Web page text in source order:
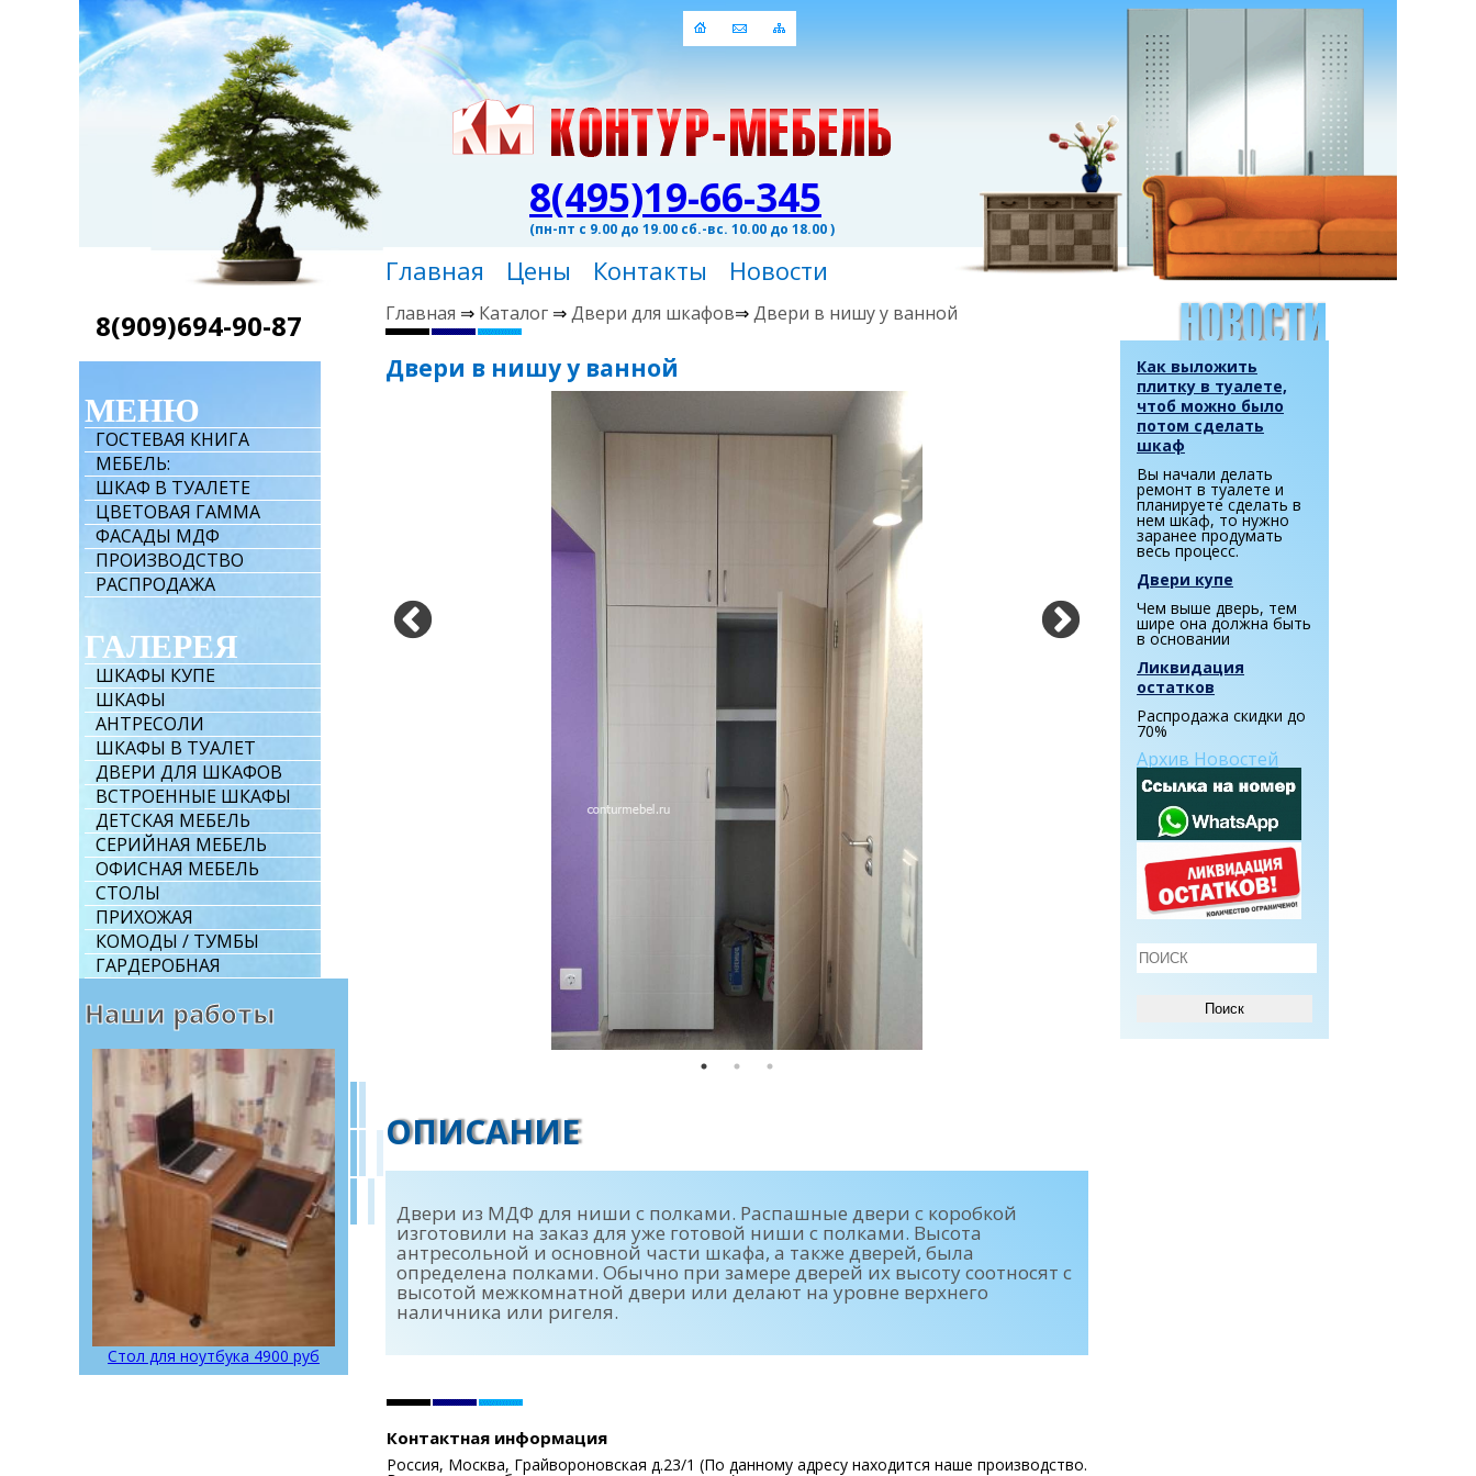
8(495)19-66-345
(пн-пт с 9.00 до 19.00 сб.-вс. 10.00 до 18.00 )
8(909)694-90-87
МЕНЮ
ГОСТЕВАЯ КНИГА
МЕБЕЛЬ:
ШКАФ В ТУАЛЕТЕ
ЦВЕТОВАЯ ГАММА
ФАСАДЫ МДФ
ПРОИЗВОДСТВО
РАСПРОДАЖА
ГАЛЕРЕЯ
ШКАФЫ КУПЕ
ШКАФЫ
АНТРЕСОЛИ
ШКАФЫ В ТУАЛЕТ
ДВЕРИ ДЛЯ ШКАФОВ
ВСТРОЕННЫЕ ШКАФЫ
ДЕТСКАЯ МЕБЕЛЬ
СЕРИЙНАЯ МЕБЕЛЬ
ОФИСНАЯ МЕБЕЛЬ
СТОЛЫ
ПРИХОЖАЯ
КОМОДЫ / ТУМБЫ
ГАРДЕРОБНАЯ
Наши работы
Стол для ноутбука 4900 руб
Главная Цены Контакты Новости
Главная ⇒ Каталог ⇒Двери для шкафов⇒Двери в нишу у ванной
Двери в нишу у ванной
ОПИСАНИЕ
Двери из МДФ для ниши с полками. Распашные двери с коробкой
изготовили на заказ для уже готовой ниши с полками. Высота
антресольной и основной части шкафа, а также дверей, была
определена полками. Обычно при замере дверей их высоту соотносят с
высотой межкомнатной двери или делают на уровне верхнего
наличника или ригеля.
Как выложить
плитку в туалете,
чтоб можно было
потом сделать
шкаф
Вы начали делать
ремонт в туалете и
планируете сделать в
нем шкаф, то нужно
заранее продумать
весь процесс.
Двери купе
Чем выше дверь, тем
шире она должна быть
в основании
Ликвидация
остатков
Распродажа скидки до
70%
Архив Новостей
Контактная информация
Россия, Москва, Грайвороновская д.23/1 (По данному адресу находится наше производство.